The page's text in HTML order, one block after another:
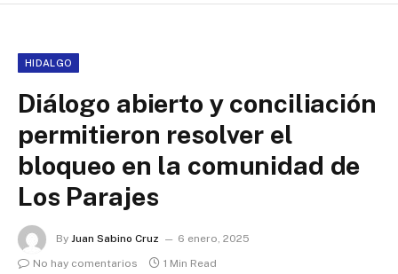
HIDALGO
Diálogo abierto y conciliación
permitieron resolver el
bloqueo en la comunidad de
Los Parajes
By Juan Sabino Cruz
6 enero, 2025
No hay comentarios
1 Min Read